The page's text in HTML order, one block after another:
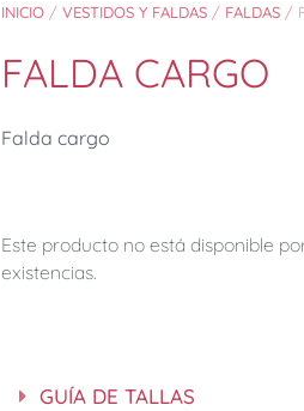
INICIO / VESTIDOS Y FALDAS / FALDAS /
FALDA CARGO
Falda cargo
Este producto no está disponible
existencias.
GUÍA DE TALLAS